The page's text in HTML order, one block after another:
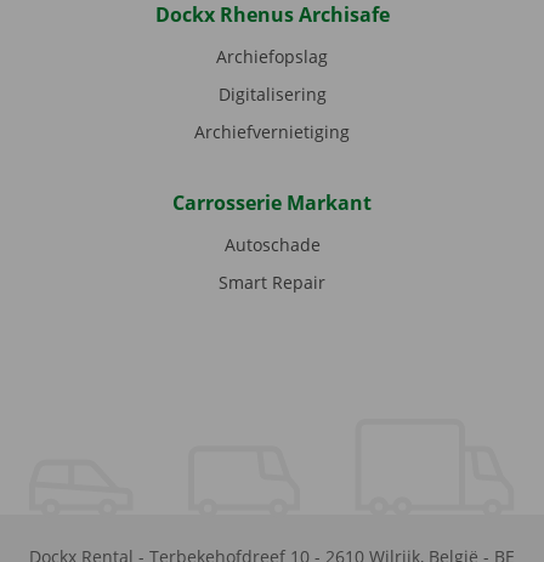
Dockx Rhenus Archisafe
Archiefopslag
Digitalisering
Archiefvernietiging
Carrosserie Markant
Autoschade
Smart Repair
Dockx Rental - Terbekehofdreef 10 - 2610 Wilrijk, België - BE